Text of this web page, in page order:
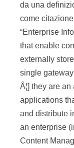
da una
come
“Enterprise
that enable
externally
single
Â¦] they are
applications
and distribute
an enterprise
Content